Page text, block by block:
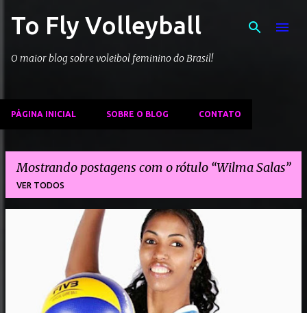
Pular para o conteúdo principal
To Fly Volleyball
O maior blog sobre voleibol feminino do Brasil!
PÁGINA INICIAL SOBRE O BLOG CONTATO
Mostrando postagens com o rótulo Wilma Salas
VER TODOS